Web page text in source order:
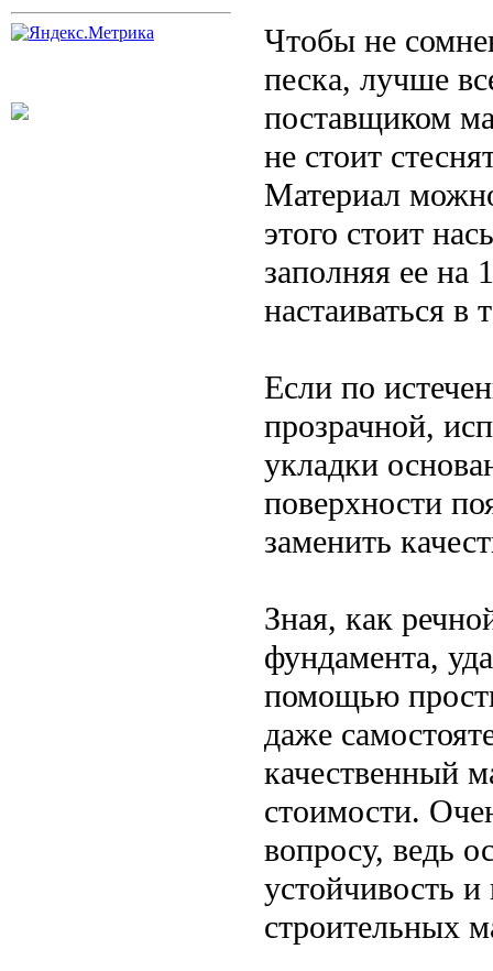
Чтобы не
песка, лучше
поставщиком
не стоит
Материал
этого стоит
заполняя ее на
настаиваться в
Если по
прозрачной,
укладки
поверхности
заменить
Зная, как
фундамента,
помощью
даже
качественный
стоимости.
вопросу, ведь
устойчивость и
строительных